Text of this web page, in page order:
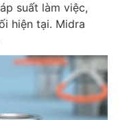
suất làm việc,
hiện tại. Midra